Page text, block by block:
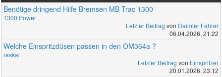
Benötige dringend Hilfe Bremsen MB Trac 1300
1300 Power
Letzter Beitrag von Daimler Fahrer
06.04.2026, 21:22
Welche Einspritzdüsen passen in den OM364a ?
raskai
Letzter Beitrag von Einspritzer
20.01.2026, 23:12